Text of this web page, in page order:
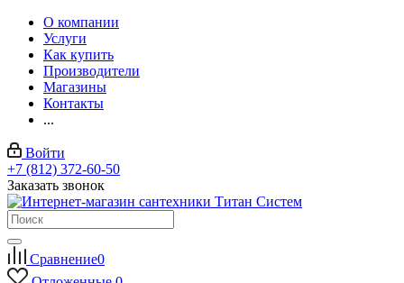
О компании
Услуги
Как купить
Производители
Магазины
Контакты
...
Войти
+7 (812) 372-60-50
Заказать звонок
Сравнение0